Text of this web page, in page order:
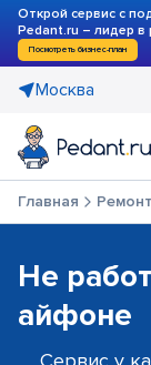
Открой сервис с
Pedant.ru – лидер в
Посмотреть бизнес-план
Москва
Главная
Не
айфоне